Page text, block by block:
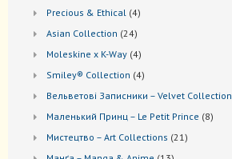
Precious & Ethical 44
Asian Collection 2424
Moleskine x K-Way 44
Smiley® Collection 44
Вельветові Записники – Velvet Collection
Маленький Принц – Le Petit Prince 88
Мистецтво – Art Collections 21 21